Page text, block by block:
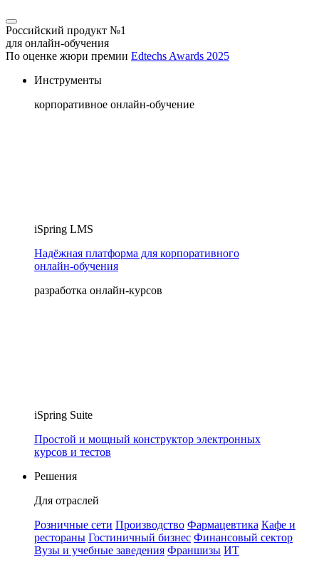
Российский продукт №1
для онлайн-обучения
По оценке жюри премии Edtechs Awards 2025
Инструменты
корпоративное онлайн-обучение
iSpring LMS
Надёжная платформа для корпоративного
онлайн‑обучения
разработка онлайн-курсов
iSpring Suite
Простой и мощный конструктор электронных
курсов и тестов
Решения
Для отраслей
Розничные сети Производство Фармацевтика Кафе и
рестораны Гостиничный бизнес Финансовый сектор
Вузы и учебные заведения Франшизы ИТ